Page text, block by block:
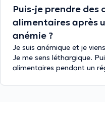
Puis-je prendre des
alimentaires après
anémie ?
Je suis anémique et je
Je me sens léthargique.
alimentaires pendant un